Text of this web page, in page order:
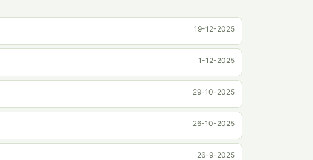
19-12-2025
1-12-2025
29-10-2025
26-10-2025
26-9-2025